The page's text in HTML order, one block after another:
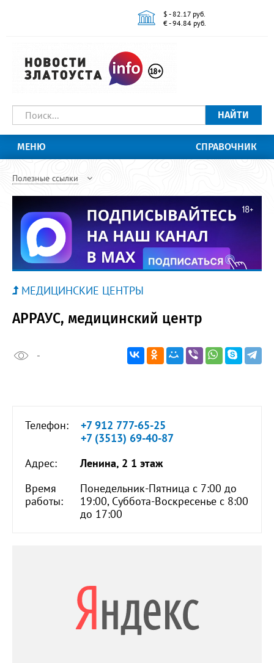
$ - 82.17 руб.
€ - 94.84 руб.
НАЙТИ
МЕНЮ СПРАВОЧНИК
Полезные ссылки
МЕДИЦИНСКИЕ ЦЕНТРЫ
АРРАУС, медицинский центр
-
Телефон:
+7 912 777-65-25
+7 (3513) 69-40-87
Адрес:
Ленина, 2 1 этаж
Время
работы:
Понедельник-Пятница с 7:00 до
19:00, Суббота-Воскресенье с 8:00
до 17:00